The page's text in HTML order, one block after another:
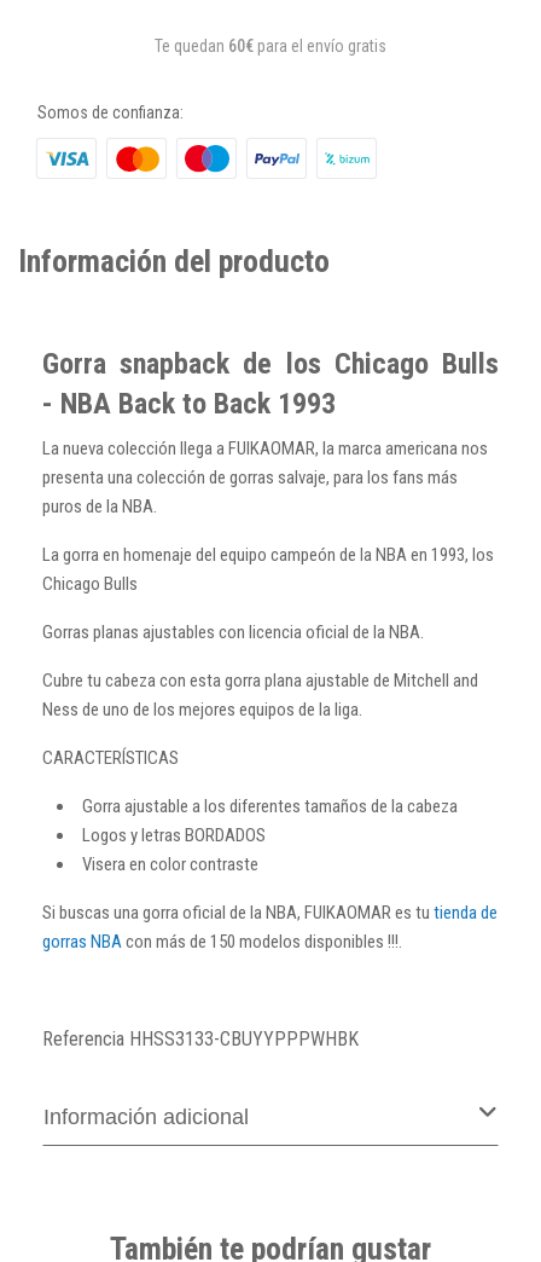
Te quedan 60€ para el envío gratis
Somos de confianza:
Información del producto
Gorra snapback de los Chicago Bulls
- NBA Back to Back 1993
La nueva colección llega a FUIKAOMAR, la marca americana nos
presenta una colección de gorras salvaje, para los fans más
puros de la NBA.
La gorra en homenaje del equipo campeón de la NBA en 1993, los
Chicago Bulls
Gorras planas ajustables con licencia oficial de la NBA.
Cubre tu cabeza con esta gorra plana ajustable de Mitchell and
Ness de uno de los mejores equipos de la liga.
CARACTERÍSTICAS
Gorra ajustable a los diferentes tamaños de la cabeza
Logos y letras BORDADOS
Visera en color contraste
Si buscas una gorra oficial de la NBA, FUIKAOMAR es tu tienda de
gorras NBAcon más de 150 modelos disponibles !!!.
Referencia HHSS3133-CBUYYPPPWHBK
Información adicional
También te podrían gustar